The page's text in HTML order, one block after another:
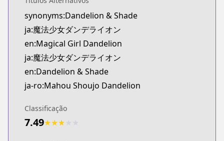
Official English
https://www.viz.com/vizmanga/chapters/
synonyms:Dandelion & Shade
ja:魔法少女ダンデライオン
en:Magical Girl Dandelion
ja:魔法少女ダンデライオン
en:Dandelion & Shade
ja-ro:Mahou Shoujo Dandelion
Classificação
7.49★★★